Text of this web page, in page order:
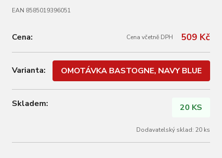
EAN 8585019396051
Cena: Cena včetně DPH 509 Kč
Varianta: OMOTÁVKA BASTOGNE, NAVY BLUE
Skladem: 20 KS
Dodavatelský sklad: 20 ks